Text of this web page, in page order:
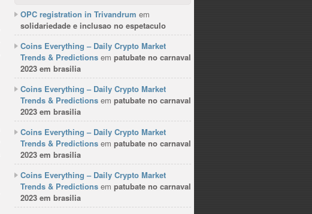
OPC registration in Trivandrum em
solidariedade e inclusao no espetaculo
Coins Everything – Daily Crypto Market
Trends & Predictions em patubate no carnaval
2023 em brasilia
Coins Everything – Daily Crypto Market
Trends & Predictions em patubate no carnaval
2023 em brasilia
Coins Everything – Daily Crypto Market
Trends & Predictions em patubate no carnaval
2023 em brasilia
Coins Everything – Daily Crypto Market
Trends & Predictions em patubate no carnaval
2023 em brasilia